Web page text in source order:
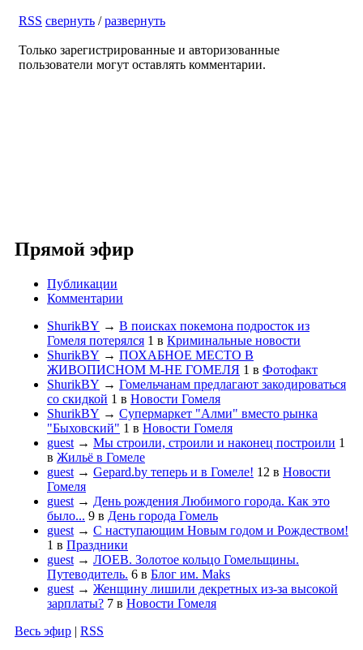
RSS свернуть /развернуть
Только зарегистрированные и авторизованные
пользователи могут оставлять комментарии.
Прямой эфир
Публикации
Комментарии
ShurikBY → В поисках покемона подросток из
Гомеля потерялся 1 в Криминальные новости
ShurikBY → ПОХАБНОЕ МЕСТО В
ЖИВОПИСНОМ М-НЕ ГОМЕЛЯ 1 в Фотофакт
ShurikBY → Гомельчанам предлагают закодироваться
со скидкой 1 в Новости Гомеля
ShurikBY → Супермаркет "Алми" вместо рынка
"Быховский" 1 в Новости Гомеля
guest → Мы строили, строили и наконец построили 1
в Жильё в Гомеле
guest → Gepard.by теперь и в Гомеле! 12 в Новости
Гомеля
guest → День рождения Любимого города. Как это
было... 9 в День города Гомель
guest → С наступающим Новым годом и Рождеством!
1 в Праздники
guest → ЛОЕВ. Золотое кольцо Гомельщины.
Путеводитель. 6 в Блог им. Maks
guest → Женщину лишили декретных из-за высокой
зарплаты? 7 в Новости Гомеля
Весь эфир | RSS